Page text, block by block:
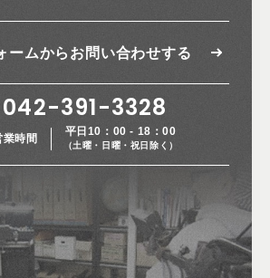
ームから お問い合わせする
042-391-3328
業時間
平日10：00 - 18：00
（土曜・日曜・祝日除く）